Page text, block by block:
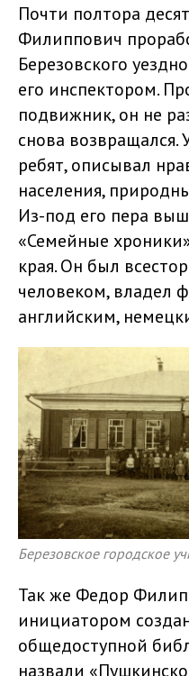
Почти полтора
Филиппович
Березовского
его инспектором.
подвижник, он не
снова возвращался.
ребят, описывал
населения,
Из-под его пера
«Семейные
края. Он был
человеком, владел
английским,
Березовское городское
Так же Федор
инициатором
общедоступной
назвали